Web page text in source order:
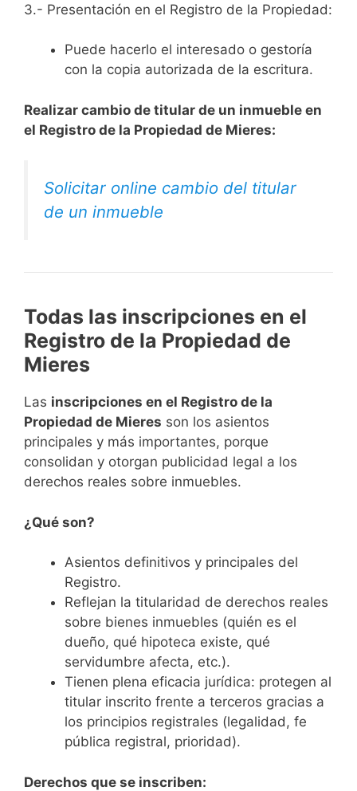
3.- Presentación en el Registro de la Propiedad:
Puede hacerlo el interesado o gestoría
con la copia autorizada de la escritura.
Realizar cambio de titular de un inmueble en
el Registro de la Propiedad de Mieres:
Solicitar online cambio del titular
de un inmueble
Todas las inscripciones en el
Registro de la Propiedad de
Mieres
Las inscripciones en el Registro de la
Propiedad de Mieres son los asientos
principales y más importantes, porque
consolidan y otorgan publicidad legal a los
derechos reales sobre inmuebles.
¿Qué son?
Asientos definitivos y principales del
Registro.
Reflejan la titularidad de derechos reales
sobre bienes inmuebles (quién es el
dueño, qué hipoteca existe, qué
servidumbre afecta, etc.).
Tienen plena eficacia jurídica: protegen al
titular inscrito frente a terceros gracias a
los principios registrales (legalidad, fe
pública registral, prioridad).
Derechos que se inscriben: